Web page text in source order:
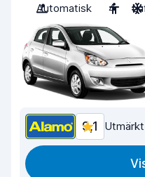
Automatisk
4
9,1 Utmärkt